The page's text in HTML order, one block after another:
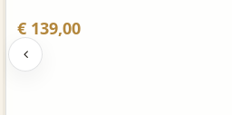
€ 139,00